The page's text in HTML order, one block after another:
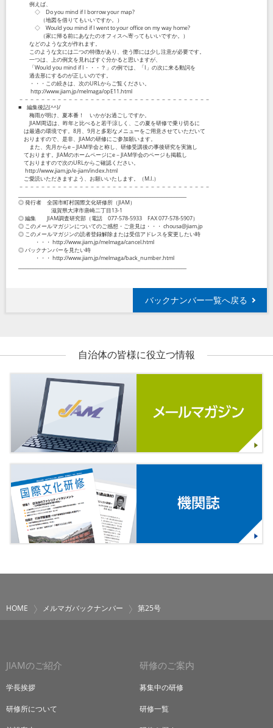
例えば、
◇ Do you mind if I borrow your map?
（地図を借りてもいいですか。）
◇ Would you mind if I went to your office on my way home?
（家に帰る前にあなたのオフィスへ寄ってもいいですか。）
などのような文が作れます。
このような文には二つの特徴があり、使う際には少し注意が必要です。
一つは、上の例文を見ればすぐ分かると思いますが、
「Would you mind if I・・・？」の例では、「I」の次に来る動詞を
過去形にするのが正しいのです。
・・・この続きは、次のURLからご覧ください。
http://www.jiam.jp/melmaga/opE11.html
－－－－－－－－－－－－－－－－－－－－－－－－－－－－－－－－－－－
■ 編集後記(^^)/
梅雨が明け、夏本番！ いかがお過ごしですか。
JIAM周辺は、昨年と比べると若干涼しく、この夏を研修で乗り切るに
は最適の環境です。8月、9月と多彩なメニューをご用意させていただいて
おりますので、是非、JIAMの研修にご参加願います。
また、先月からe－JIAM学会と称し、研修受講後の事後研究を実施し
ております。JIAMのホームページにe－JIAM学会のページも掲載し
ておりますので次のURLからご確認ください。
http://www.jiam.jp/e-jiam/index.html
ご愛読いただきますよう、お願いいたします。（M.I.）
－－－－－－－－－－－－－－－－－－－－－－－－－－－－－－－－－－－
◎ 発行者 全国市町村国際文化研修所（JIAM）
滋賀県大津市唐崎二丁目13-1
◎ 編集 JIAM調査研究部（電話 077-578-5933 FAX 077-578-5907）
◎ このメールマガジンについてのご感想・ご意見は・・・ chousa@jiam.jp
◎ このメールマガジンの読者登録解除または受信アドレスを変更したい時
・・・ http://www.jiam.jp/melmaga/cancel.html
◎ バックナンバーを見たい時
・・・ http://www.jiam.jp/melmaga/back_number.html
バックナンバー一覧へ戻る
自治体の皆様に役立つ情報
HOME メルマガバックナンバー 第25号
JIAMのご紹介
学長挨拶
研修所について
研修のご案内
募集中の研修
研修一覧